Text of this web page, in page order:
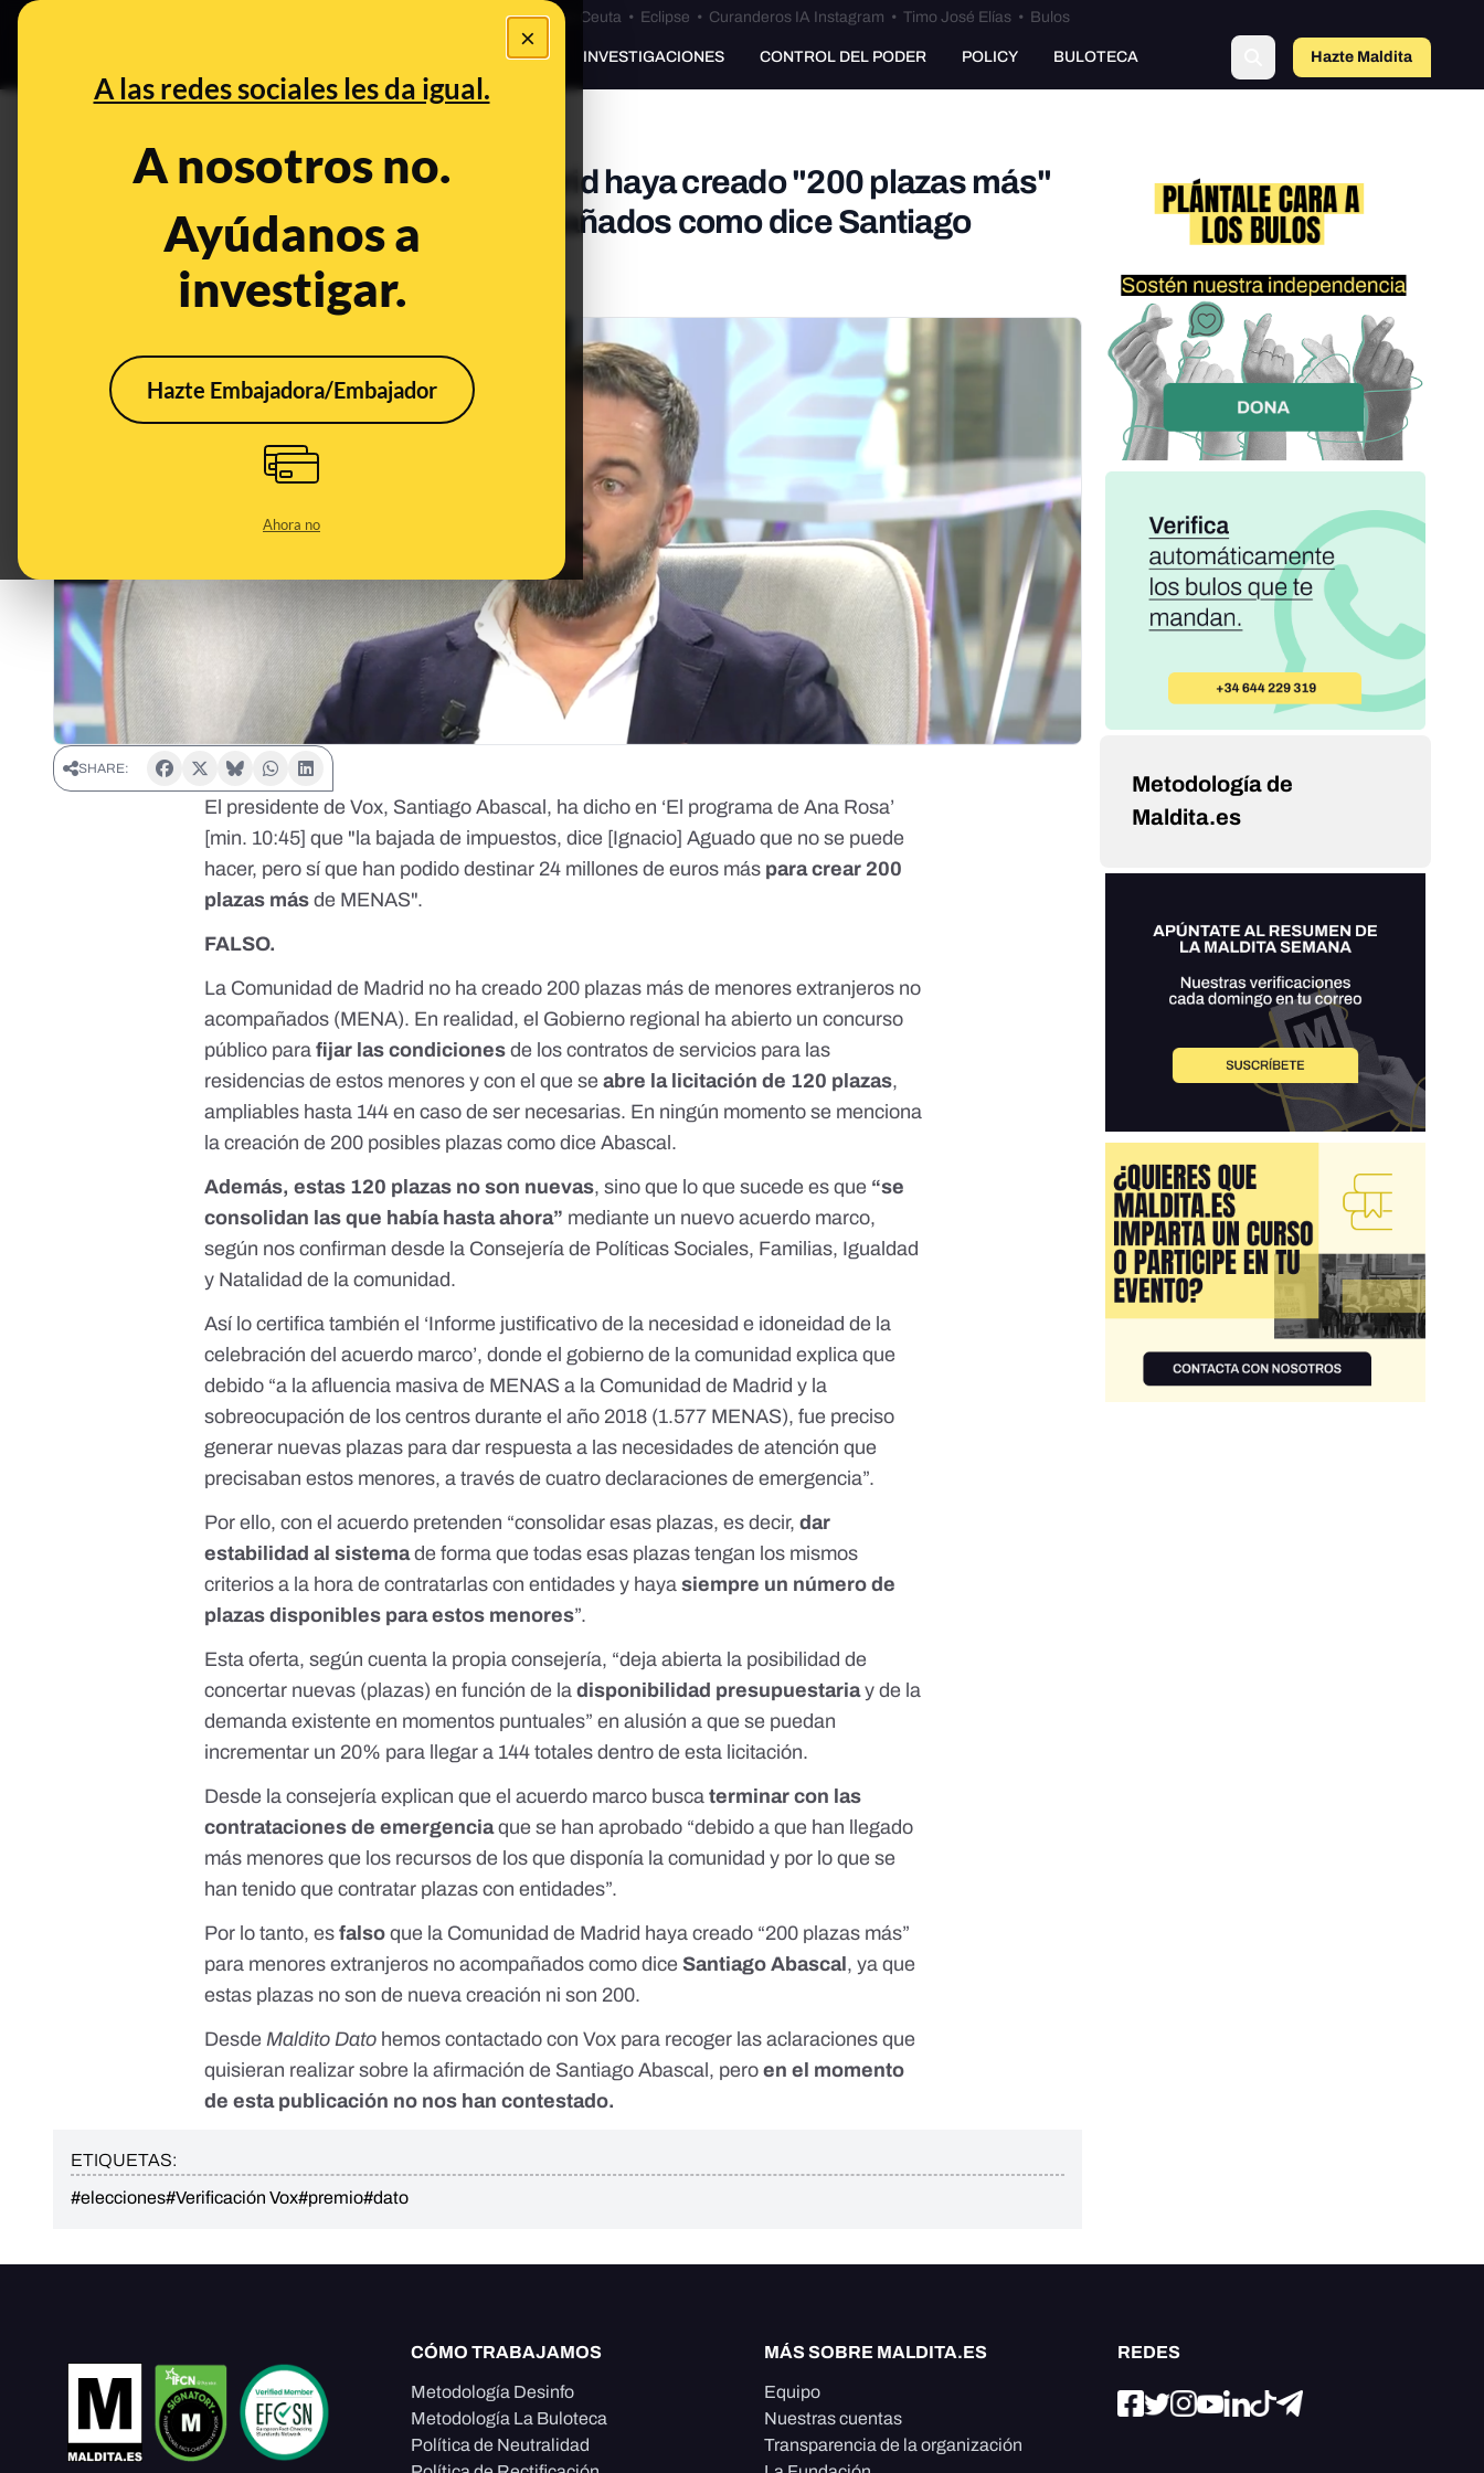
×
A las redes sociales les da igual.
A nosotros no.
Ayúdanos a
investigar.
Hazte Embajadora/Embajador
Ahora no
Especial Ceuta•Bulos Ceuta • Eclipse • Curanderos IA Instagram • Timo José Elías • Bulos
PREBUNKING INVESTIGACIONES CONTROL DEL PODER POLICY BULOTECA Hazte Maldita
Es falso que la Comunidad de Madrid haya creado "200 plazas más"
de menores extranjeros no acompañados como dice Santiago
Abascal
Oct 24, 2019, 7:15:59 AM
SHARE:
El presidente de Vox, Santiago Abascal, ha dicho en ‘El programa de Ana Rosa’
[min. 10:45] que "la bajada de impuestos, dice [Ignacio] Aguado que no se puede
hacer, pero sí que han podido destinar 24 millones de euros más para crear 200
plazas másde MENAS".
FALSO.
La Comunidad de Madrid no ha creado 200 plazas más de menores extranjeros no
acompañados (MENA). En realidad, el Gobierno regional ha abierto un concurso
público parafijar las condicionesde los contratos de servicios para las
residencias de estos menores y con el que seabre la licitación de 120 plazas,
ampliables hasta 144 en caso de ser necesarias. En ningún momento se menciona
la creación de 200 posibles plazas como dice Abascal.
Además, estas 120 plazas no son nuevas, sino que lo que sucede es que “se
consolidan las que había hasta ahora” mediante un nuevo acuerdo marco,
según nos confirman desde la Consejería de Políticas Sociales, Familias, Igualdad
y Natalidad de la comunidad.
Así lo certifica también el ‘Informe justificativo de la necesidad e idoneidad de la
celebración del acuerdo marco’, donde el gobierno de la comunidad explica que
debido “a la afluencia masiva de MENAS a la Comunidad de Madrid y la
sobreocupación de los centros durante el año 2018 (1.577 MENAS), fue preciso
generar nuevas plazas para dar respuesta a las necesidades de atención que
precisaban estos menores, a través de cuatro declaraciones de emergencia”.
Por ello, con el acuerdo pretenden “consolidar esas plazas, es decir,dar
estabilidad al sistemade forma que todas esas plazas tengan los mismos
criterios a la hora de contratarlas con entidades y hayasiempre un número de
plazas disponibles para estos menores”.
Esta oferta, según cuenta la propia consejería, “deja abierta la posibilidad de
concertar nuevas (plazas) en función de ladisponibilidad presupuestariay de la
demanda existente en momentos puntuales” en alusión a que se puedan
incrementar un 20% para llegar a 144 totales dentro de esta licitación.
Desde la consejería explican que el acuerdo marco buscaterminar con las
contrataciones de emergenciaque se han aprobado “debido a que han llegado
más menores que los recursos de los que disponía la comunidad y por lo que se
han tenido que contratar plazas con entidades”.
Por lo tanto, esfalsoque la Comunidad de Madrid haya creado “200 plazas más”
para menores extranjeros no acompañados como diceSantiago Abascal , ya que
estas plazas no son de nueva creación ni son 200.
DesdeMaldito Dato hemos contactado con Vox para recoger las aclaraciones que
quisieran realizar sobre la afirmación de Santiago Abascal, peroen el momento
de esta publicación no nos han contestado.
ETIQUETAS:
#elecciones#Verificación Vox#premio#dato
Metodología de
Maldita.es
CÓMO TRABAJAMOS
Metodología Desinfo
Metodología La Buloteca
Política de Neutralidad
MÁS SOBRE MALDITA.ES
Equipo
Nuestras cuentas
Transparencia de la organización
REDES